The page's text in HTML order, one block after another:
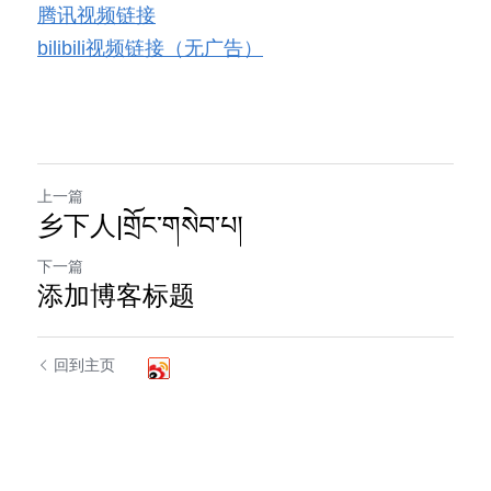
腾讯视频链接
bilibili视频链接（无广告）
上一篇
乡下人|གྲོང་གསེབ་པ།
下一篇
添加博客标题
回到主页